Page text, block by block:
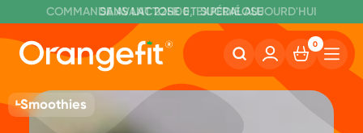
SANS LACTOSE ET SUCRALOSE
COMMANDE AVANT 22H00, EXPÉDIÉ AUJOURD'HUI
LIVRAISON GRATUITE À PARTIR DE 60€
0
Smoothies